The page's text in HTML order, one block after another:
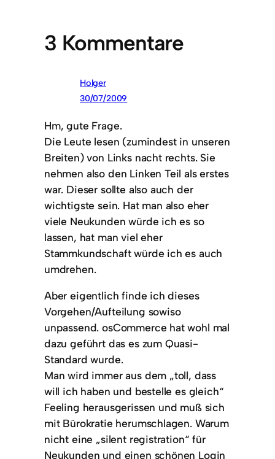
3 Kommentare
Holger
30/07/2009
Hm, gute Frage.
Die Leute lesen (zumindest in unseren
Breiten) von Links nacht rechts. Sie
nehmen also den Linken Teil als erstes
war. Dieser sollte also auch der
wichtigste sein. Hat man also eher
viele Neukunden würde ich es so
lassen, hat man viel eher
Stammkundschaft würde ich es auch
umdrehen.
Aber eigentlich finde ich dieses
Vorgehen/Aufteilung sowiso
unpassend. osCommerce hat wohl mal
dazu geführt das es zum Quasi-
Standard wurde.
Man wird immer aus dem „toll, dass
will ich haben und bestelle es gleich“
Feeling herausgerissen und muß sich
mit Bürokratie herumschlagen. Warum
nicht eine „silent registration“ für
Neukunden und einen schönen Login